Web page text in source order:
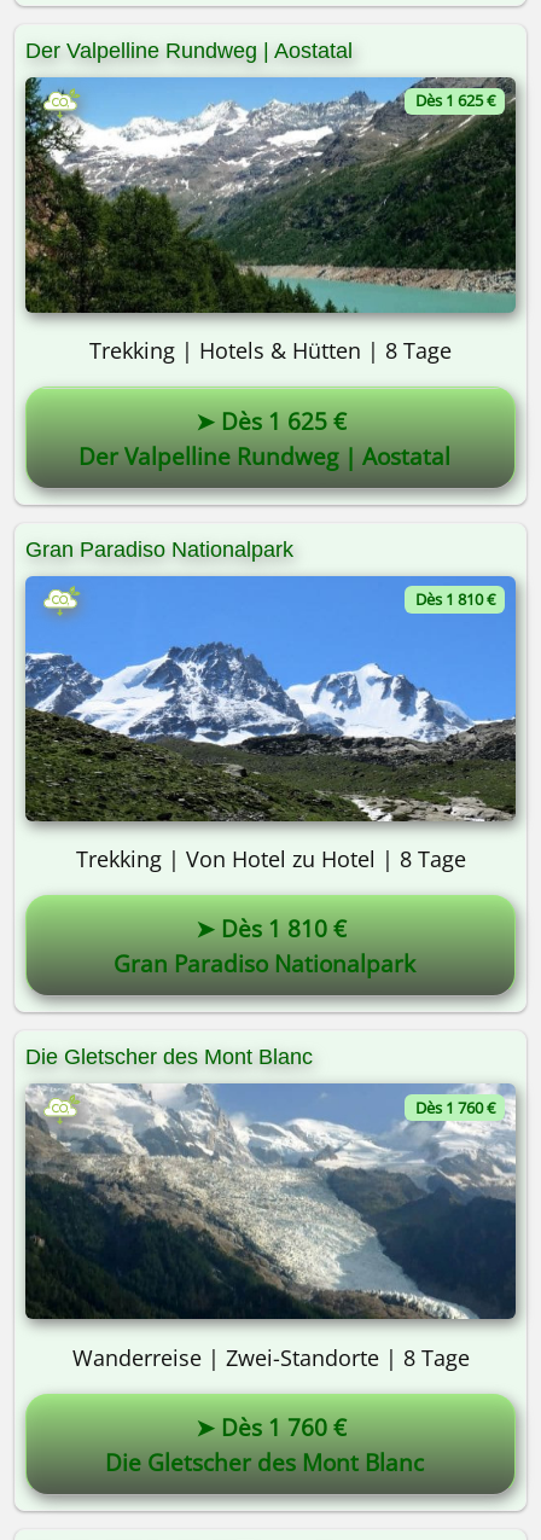
Der Valpelline Rundweg | Aostatal
Dès 1 625 €
Trekking | Hotels & Hütten | 8 Tage
➤ Dès 1 625 €
Der Valpelline Rundweg | Aostatal
Gran Paradiso Nationalpark
Dès 1 810 €
Trekking | Von Hotel zu Hotel | 8 Tage
➤ Dès 1 810 €
Gran Paradiso Nationalpark
Die Gletscher des Mont Blanc
Dès 1 760 €
Wanderreise | Zwei-Standorte | 8 Tage
➤ Dès 1 760 €
Die Gletscher des Mont Blanc